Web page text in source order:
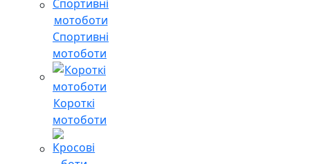
Спортивні
мотоботи
Короткі
мотоботи